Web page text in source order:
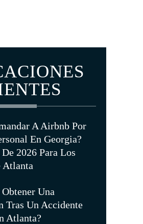
A Airbnb Por
En Georgia?
2026 Para Los
Atlanta
Una
Tras Un Accidente
Atlanta?